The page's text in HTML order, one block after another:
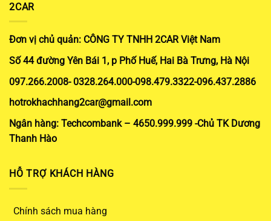
2CAR
Đơn vị chủ quản: CÔNG TY TNHH 2CAR Việt Nam
Số 44 đường Yên Bái 1, p Phố Huế, Hai Bà Trưng, Hà Nội
097.266.2008- 0328.264.000-098.479.3322-096.437.2886
hotrokhachhang2car@gmail.com
Ngân hàng: Techcombank – 4650.999.999 -Chủ TK Dương
Thanh Hào
HỖ TRỢ KHÁCH HÀNG
Chính sách mua hàng